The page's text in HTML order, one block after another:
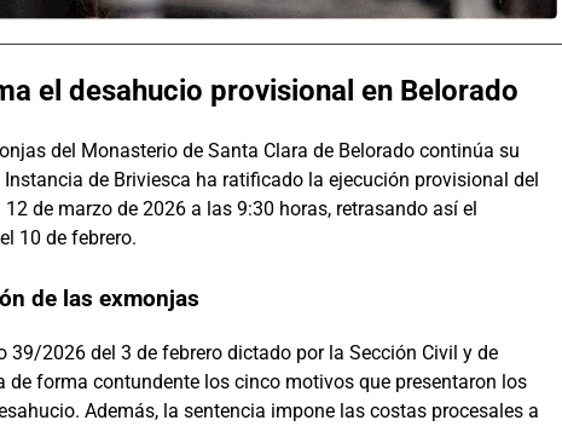
el desahucio provisional en Belorado
del Monasterio de Santa Clara de Belorado continúa su
de Briviesca ha ratificado la ejecución provisional del
de marzo de 2026 a las 9:30 horas, retrasando así el
10 de febrero.
de las exmonjas
2026 del 3 de febrero dictado por la Sección Civil y de
de forma contundente los cinco motivos que presentaron los
Además, la sentencia impone las costas procesales a